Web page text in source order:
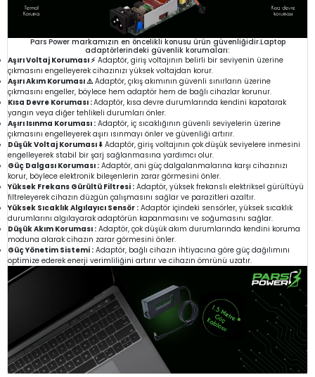
Pars Power markamızın en öncelikli konusu ürün güvenliğidir.Laptop
adaptörlerindeki güvenlik korumaları:
Aşırı Voltaj Koruması ⚡ Adaptör, giriş voltajının belirli bir seviyenin üzerine
çıkmasını engelleyerek cihazınızı yüksek voltajdan korur.
Aşırı Akım Koruması ⚠️Adaptör, çıkış akımının güvenli sınırların üzerine
çıkmasını engeller, böylece hem adaptör hem de bağlı cihazlar korunur.
Kısa Devre Koruması :Adaptör, kısa devre durumlarında kendini kapatarak
yangın veya diğer tehlikeli durumları önler.
Aşırı Isınma Koruması : Adaptör, iç sıcaklığının güvenli seviyelerin üzerine
çıkmasını engelleyerek aşırı ısınmayı önler ve güvenliği artırır.
Düşük Voltaj Koruması ⬇️ Adaptör, giriş voltajının çok düşük seviyelere inmesini
engelleyerek stabil bir şarj sağlanmasına yardımcı olur.
Güç Dalgası Koruması : Adaptör, ani güç dalgalanmalarına karşı cihazınızı
korur, böylece elektronik bileşenlerin zarar görmesini önler.
Yüksek Frekans Gürültü Filtresi : Adaptör, yüksek frekanslı elektriksel gürültüyü
filtreleyerek cihazın düzgün çalışmasını sağlar ve parazitleri azaltır.
Yüksek Sıcaklık Algılayıcı Sensör : Adaptör içindeki sensörler, yüksek sıcaklık
durumlarını algılayarak adaptörün kapanmasını ve soğumasını sağlar.
Düşük Akım Koruması : Adaptör, çok düşük akım durumlarında kendini koruma
moduna alarak cihazın zarar görmesini önler.
Güç Yönetim Sistemi : Adaptör, bağlı cihazın ihtiyacına göre güç dağılımını
optimize ederek enerji verimliliğini artırır ve cihazın ömrünü uzatır.